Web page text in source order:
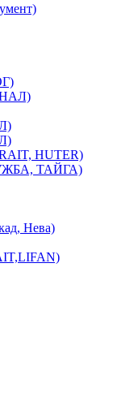
HUTER)
ТАЙГА)
Нева)